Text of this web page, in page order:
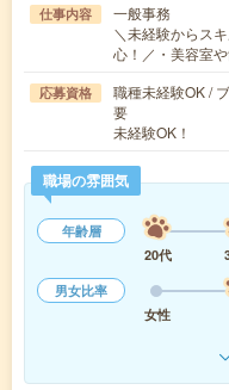
仕事内容
一般事務
＼未経験からス
心！／・美容室
応募資格
職種未経験OK /
要
未経験OK！
職場の雰囲気
年齢層
20代
男女比率
女性